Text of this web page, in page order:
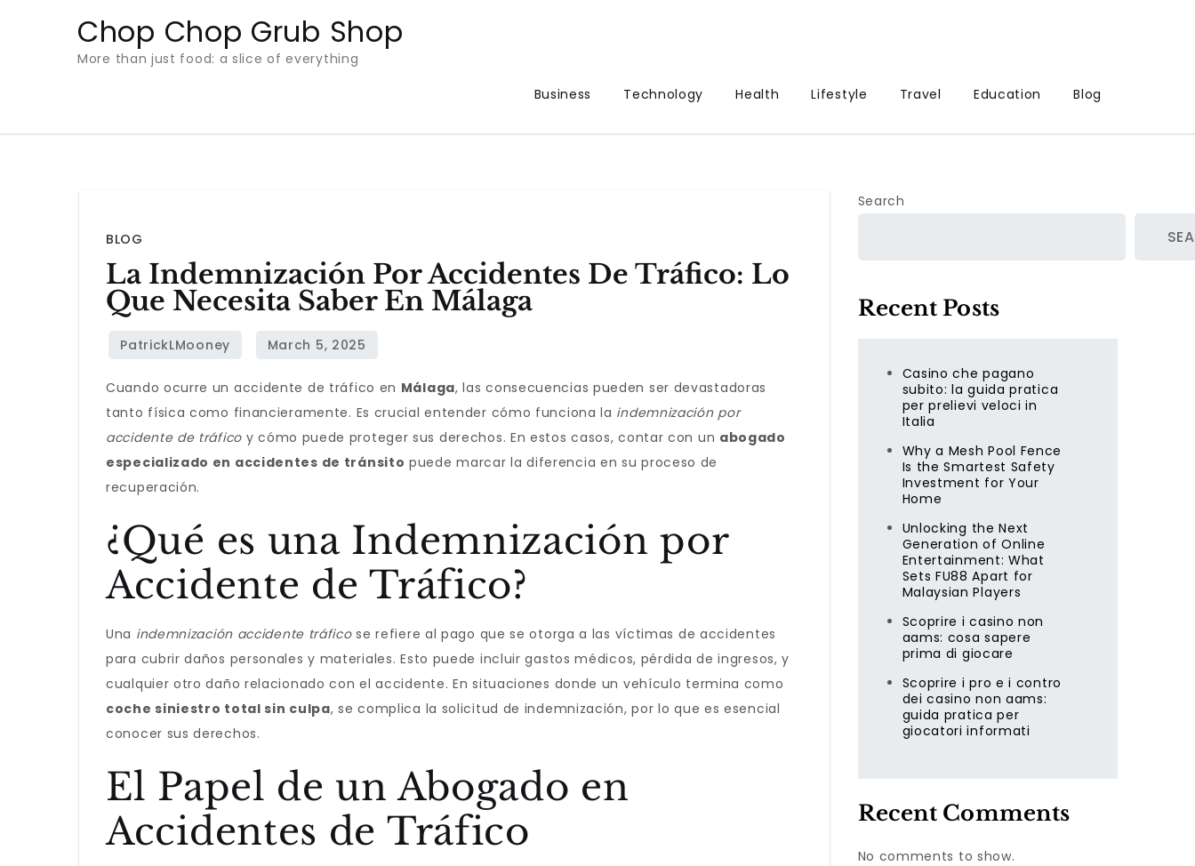
Chop Chop Grub Shop
More than just food: a slice of everything
Business
Technology Health Lifestyle Travel Education Blog
BLOG
La Indemnización Por Accidentes De Tráfico: Lo
Que Necesita Saber En Málaga
Cuando ocurre un accidente de tráfico en Málaga, las consecuencias pueden ser devastadoras
tanto física como financieramente. Es crucial entender cómo funciona la indemnización por
accidente de tráfico y cómo puede proteger sus derechos. En estos casos, contar con un abogado
especializado en accidentes de tránsito puede marcar la diferencia en su proceso de
recuperación.
¿Qué es una Indemnización por
Accidente de Tráfico?
Una indemnización accidente tráficose refiere al pago que se otorga a las víctimas de accidentes
para cubrir daños personales y materiales. Esto puede incluir gastos médicos, pérdida de ingresos, y
cualquier otro daño relacionado con el accidente. En situaciones donde un vehículo termina como
coche siniestro total sin culpa, se complica la solicitud de indemnización, por lo que es esencial
conocer sus derechos.
El Papel de un Abogado en
Accidentes de Tráfico
Search
Recent Posts
Casino che pagano
subito: la guida pratica
per prelievi veloci in
Italia
Why a Mesh Pool Fence
Is the Smartest Safety
Investment for Your
Home
Unlocking the Next
Generation of Online
Entertainment: What
Sets FU88 Apart for
Malaysian Players
Scoprire i casino non
aams: cosa sapere
prima di giocare
Scoprire i pro e i contro
dei casino non aams:
guida pratica per
giocatori informati
Recent Comments
No comments to show.